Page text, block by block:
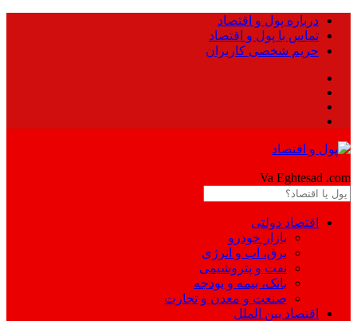
درباره پول و اقتصاد
تماس با پول و اقتصاد
حریم شخصی کاربران
Va Eghtesad .com
اقتصاد دولتی
بازار خودرو
برق، آب و انرژی
نفت و پتروشیمی
بانک، بیمه و بودجه
صنعت و معدن و تجارت
اقتصاد بین الملل